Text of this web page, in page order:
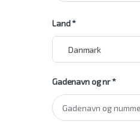
Land*
Danmark
Gadenavn og nr*